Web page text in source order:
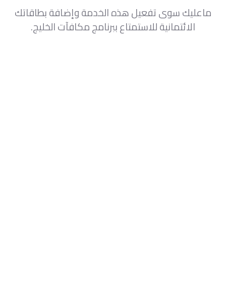
ماعليك سوى تفعيل هذه الخدمة وإضافة بطاقاتك
الائتمانية للاستمتاع ببرنامج مكافآت الخليج.